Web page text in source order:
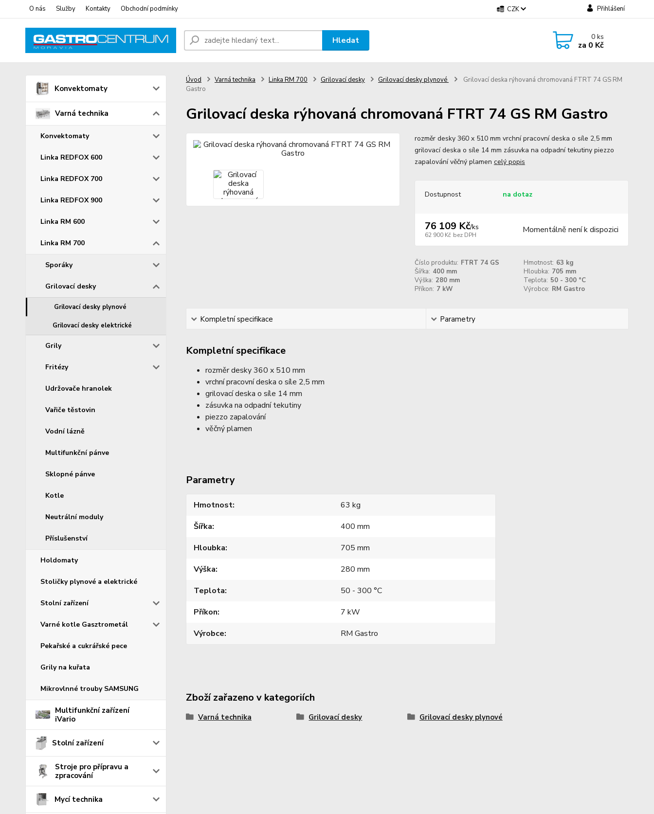
O nás Služby Kontakty Obchodní podmínky CZK Přihlášení
Hledat 0ks
za 0 Kč
Konvektomaty
Varná technika
Konvektomaty
Linka REDFOX 600
Linka REDFOX 700
Linka REDFOX 900
Linka RM 600
Linka RM 700
Sporáky
Grilovací desky
Grilovací desky plynové
Grilovací desky elektrické
Grily
Fritézy
Udržovače hranolek
Vařiče těstovin
Vodní lázně
Multifunkční pánve
Sklopné pánve
Kotle
Neutrální moduly
Příslušenství
Holdomaty
Stoličky plynové a elektrické
Stolní zařízení
Varné kotle Gasztrometál
Pekařské a cukrářské pece
Grily na kuřata
Mikrovlnné trouby SAMSUNG
Multifunkční zařízení
iVario
Stolní zařízení
Stroje pro přípravu a
zpracování
Mycí technika
Úvod Varná technika Linka RM 700 Grilovací desky Grilovací desky plynové
Grilovací deska rýhovaná chromovaná FTRT 74 GS RM
Gastro
Grilovací deska rýhovaná chromovaná FTRT 74 GS RM Gastro
rozměr desky 360 x 510 mm vrchní pracovní deska o síle 2,5 mm
grilovací deska o síle 14 mm zásuvka na odpadní tekutiny piezzo
zapalování věčný plamen celý popis
Dostupnost na dotaz
76 109 Kč/ks
62 900 Kč bez DPH Momentálně není k dispozici
Číslo produktu: FTRT 74 GS Hmotnost: 63 kg
Šířka: 400 mm Hloubka: 705 mm
Výška: 280 mm Teplota: 50 - 300 °C
Příkon: 7 kW Výrobce: RM Gastro
Kompletní specifikace Parametry
Kompletní specifikace
rozměr desky 360 x 510 mm
vrchní pracovní deska o síle 2,5 mm
grilovací deska o síle 14 mm
zásuvka na odpadní tekutiny
piezzo zapalování
věčný plamen
Parametry
Hmotnost
63 kg
Šířka
400 mm
Hloubka
705 mm
Výška
280 mm
Teplota
50 - 300 °C
Příkon
7 kW
Výrobce
RM Gastro
Zboží zařazeno v kategoriích
Varná technika Grilovací desky Grilovací desky plynové